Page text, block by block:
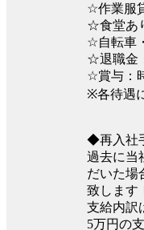
☆作業服
☆食堂あ
☆自転車
☆退職金
☆賞与：
※各待遇
◆再入社
過去に当
だいた場
致します
支給内訳
5万円の